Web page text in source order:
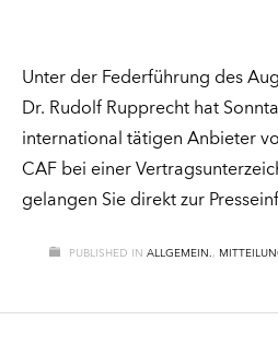
Unter der Federführung des
Dr. Rudolf Rupprecht hat
international tätigen Anbieter
CAF bei einer
gelangen Sie direkt zur
PUBLISHED IN ALLGEMEIN. ,